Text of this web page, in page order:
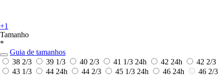
+1
Tamanho
*
Guia de tamanhos
38 2/3
39 1/3 40 2/3 41 1/3 24h 42 24h
42 2/3
43 1/3
44 24h 44 2/3 45 1/3 24h 46 24h
46 2/3